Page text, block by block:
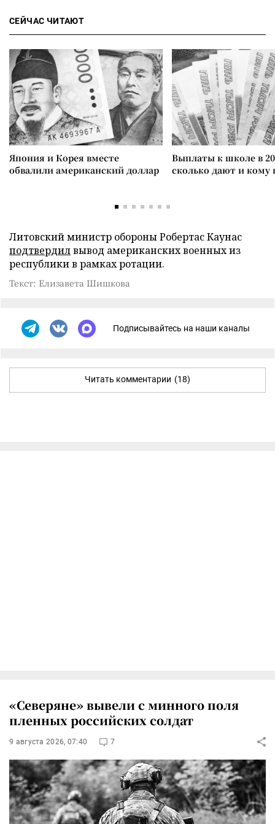
СЕЙЧАС ЧИТАЮТ
Япония и Корея вместе
обвалили американский доллар
Выплаты к школе в
сколько дают и
Литовский министр обороны Робертас Каунас
подтвердилвывод американских военных из
республики в рамках ротации.
Текст: Елизавета Шишкова
Подписывайтесь на наши каналы
Читать комментарии (18)
«Северяне» вывели с минного поля
пленных российских солдат
9 августа 2026, 07:40 7